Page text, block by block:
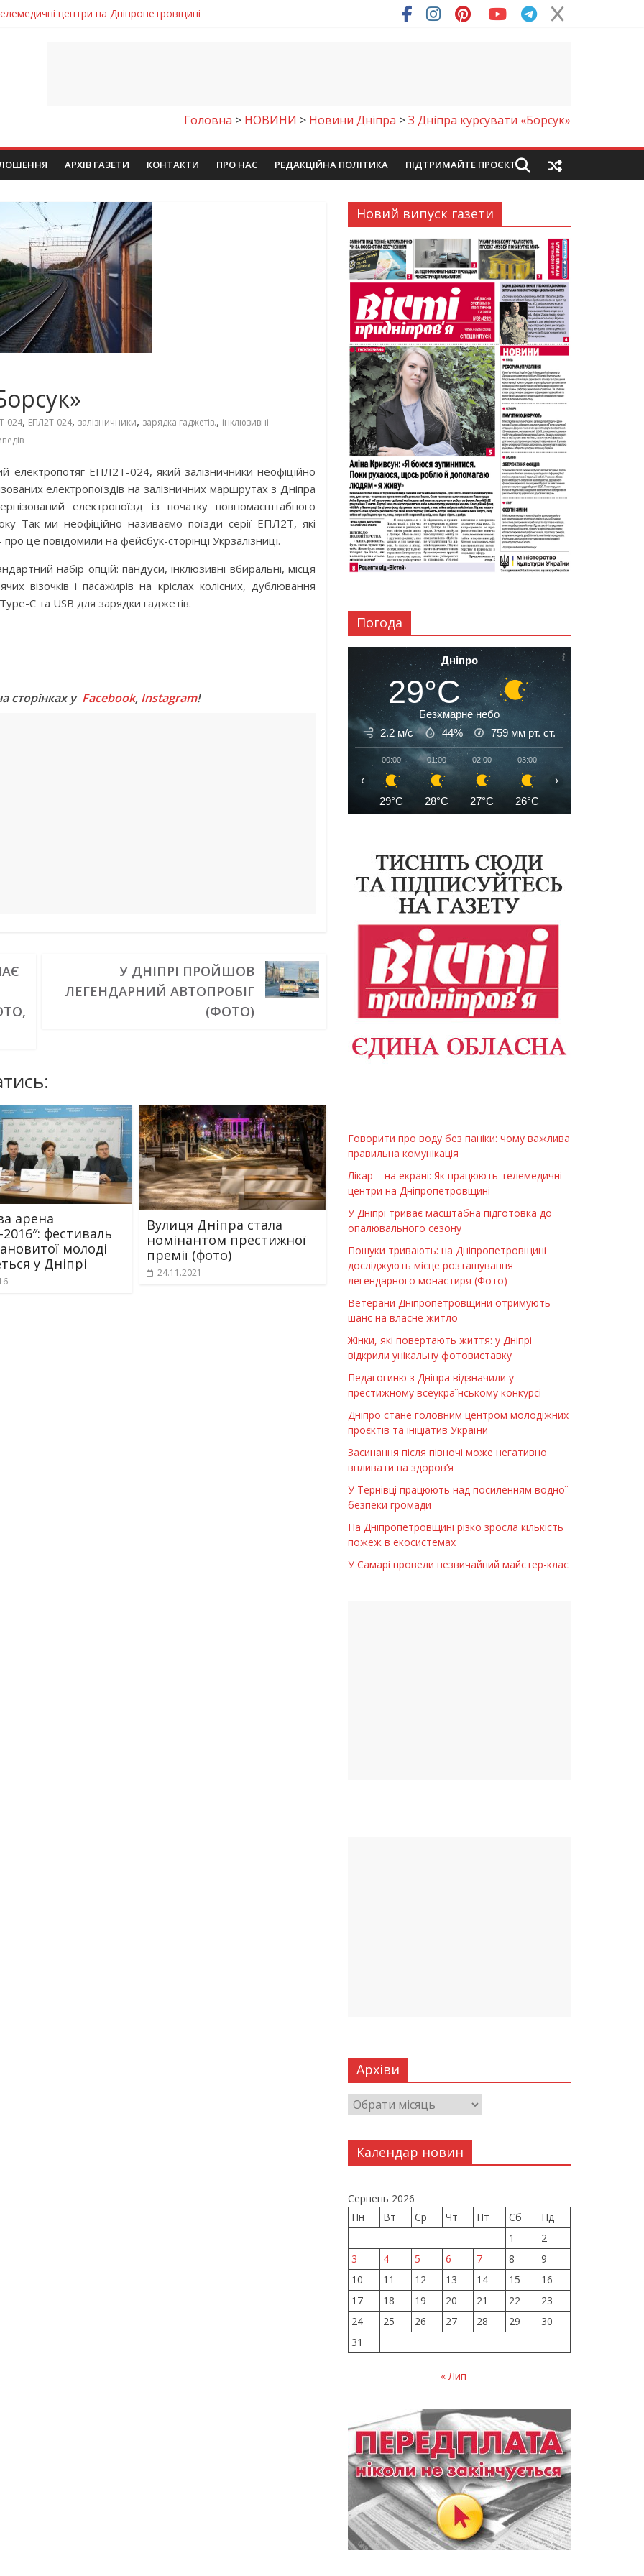
центри на Дніпропетровщині
досліджують місце розташування легендарного монастиря (Фото)
шанс на власне житло
важлива правильна комунікація
Головна > НОВИНИ > Новини Дніпра >З Дніпра курсувати «Борсук»
АРХІВ ГАЗЕТИ КОНТАКТИ ПРО НАС РЕДАКЦІЙНА ПОЛІТИКА ПІДТРИМАЙТЕ ПРОЄКТ
024, ЕПЛ2Т-024, залізничники, зарядка гаджетів., інклюзивні
електропотяг ЕПЛ2Т-024, який залізничники неофіційно
електропоїздів на залізничних маршрутах з Дніпра
електропоїзд із початку повномасштабного
Так ми неофіційно називаємо поїзди серії ЕПЛ2Т, які
це повідомили на фейсбук-сторінці Укрзалізниці.
набір опцій: пандуси, інклюзивні вбиральні, місця
візочків і пасажирів на кріслах колісних, дублювання
C та USB для зарядки гаджетів.
сторінках у Facebook, Instagram!
У ДНІПРІ ПРОЙШОВ
ЛЕГЕНДАРНИЙ АВТОПРОБІГ
(ФОТО)
арена
фестиваль
молоді
у Дніпрі
Вулиця Дніпра стала
номінантом престижної
премії (фото)
24.11.2021
Новий випуск газети
Погода
Дніпро
29°C
Безхмарне небо
2.2 м/с
44% 759 мм рт. ст.
00:00
29°C
01:00
28°C
02:00
27°C
03:00
26°C
‹ ›
Говорити про воду без паніки: чому важлива
правильна комунікація
Лікар – на екрані: Як працюють телемедичні
центри на Дніпропетровщині
У Дніпрі триває масштабна підготовка до
опалювального сезону
Пошуки тривають: на Дніпропетровщині
досліджують місце розташування
легендарного монастиря (Фото)
Ветерани Дніпропетровщини отримують
шанс на власне житло
Жінки, які повертають життя: у Дніпрі
відкрили унікальну фотовиставку
Педагогиню з Дніпра відзначили у
престижному всеукраїнському конкурсі
Дніпро стане головним центром молодіжних
проєктів та ініціатив України
Засинання після півночі може негативно
впливати на здоров’я
У Тернівці працюють над посиленням водної
безпеки громади
На Дніпропетровщині різко зросла кількість
пожеж в екосистемах
У Самарі провели незвичайний майстер-клас
Архіви
Календар новин
Серпень 2026
Пн
Вт Ср Чт Пт Сб
Нд
1
2
3
4 5 6 7 8
9
10
11 12 13 14 15
16
17
18 19 20 21 22
23
24
25 26 27 28 29
30
31
« Лип